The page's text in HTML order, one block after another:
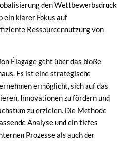
den Wettbewerbsdruck
ein klarer Fokus auf
Ressourcennutzung von
Élagage geht über das bloße
Es ist eine strategische
ermöglicht, sich auf das
Innovationen zu fördern und
zu erzielen. Die Methode
Analyse und ein tiefes
Prozesse als auch der